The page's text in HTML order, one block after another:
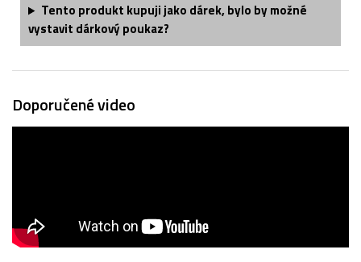
Tento produkt kupuji jako dárek, bylo by možné
vystavit dárkový poukaz?
Doporučené video